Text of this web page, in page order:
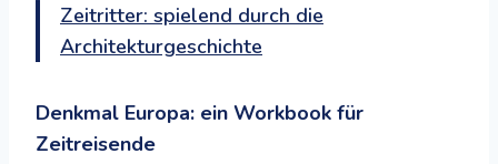
Zeitritter: spielend durch die
Architekturgeschichte
Denkmal Europa: ein Workbook für
Zeitreisende